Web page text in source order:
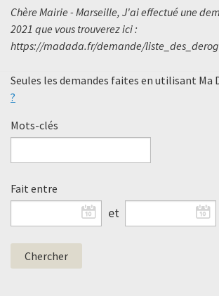
Chère Mairie - Marseille, J'ai effectué une
2021 que vous trouverez ici :
https://madada.fr/demande/
Seules les demandes faites en utilisant Ma
?
Mots-clés
Fait entre
et